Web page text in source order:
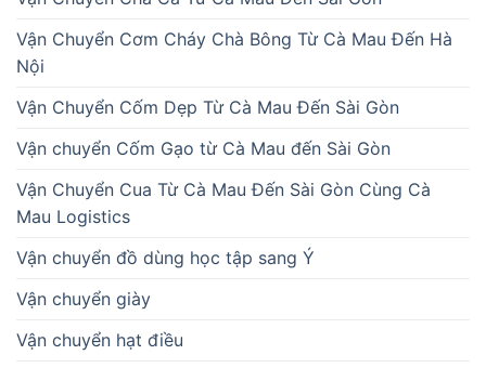
Vận Chuyển Cơm Cháy Chà Bông Từ Cà Mau Đến Hà
Nội
Vận Chuyển Cốm Dẹp Từ Cà Mau Đến Sài Gòn
Vận chuyển Cốm Gạo từ Cà Mau đến Sài Gòn
Vận Chuyển Cua Từ Cà Mau Đến Sài Gòn Cùng Cà
Mau Logistics
Vận chuyển đồ dùng học tập sang Ý
Vận chuyển giày
Vận chuyển hạt điều